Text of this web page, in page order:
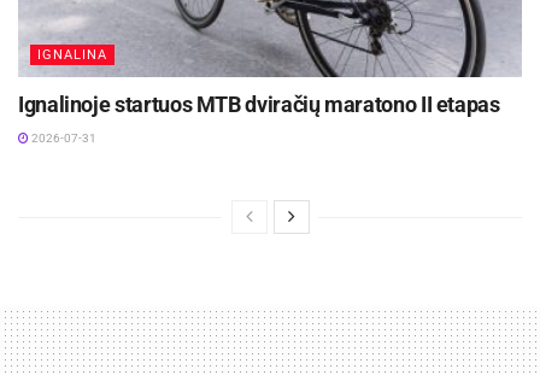
IGNALINA
Ignalinoje startuos MTB dviračių maratono II etapas
2026-07-31